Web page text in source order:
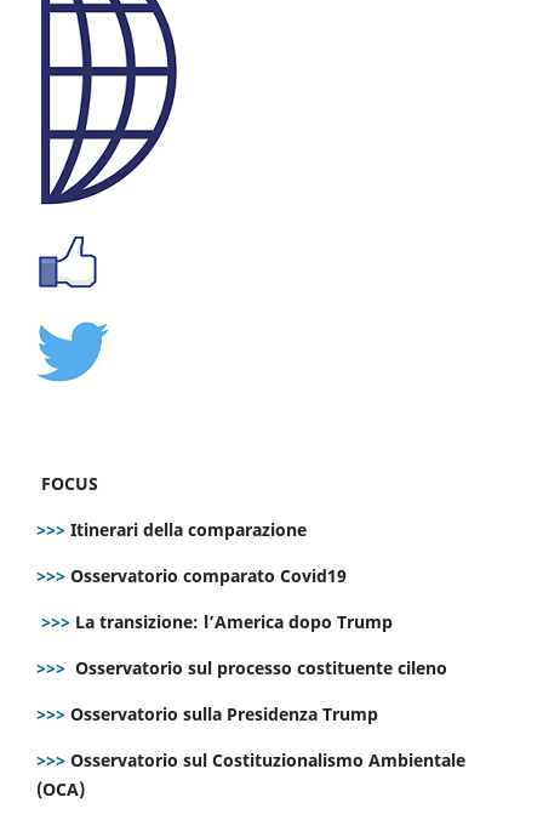
FOCUS
>>> Itinerari della comparazione
>>> Osservatorio comparato Covid19
>>> La transizione: l’America dopo Trump
>>> Osservatorio sul processo costituente cileno
>>> Osservatorio sulla Presidenza Trump
>>> Osservatorio sul Costituzionalismo Ambientale
(OCA)